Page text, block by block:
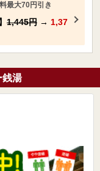
最大70円引き
1,445円 → 1,37
銭湯